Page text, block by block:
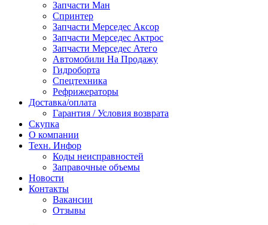
Запчасти Ман
Спринтер
Запчасти Мерседес Аксор
Запчасти Мерседес Актрос
Запчасти Мерседес Атего
Автомобили На Продажу
Гидроборта
Спецтехника
Рефрижераторы
Доставка/оплата
Гарантия / Условия возврата
Скупка
О компании
Техн. Инфор
Коды неисправностей
Заправочные объемы
Новости
Контакты
Вакансии
Отзывы